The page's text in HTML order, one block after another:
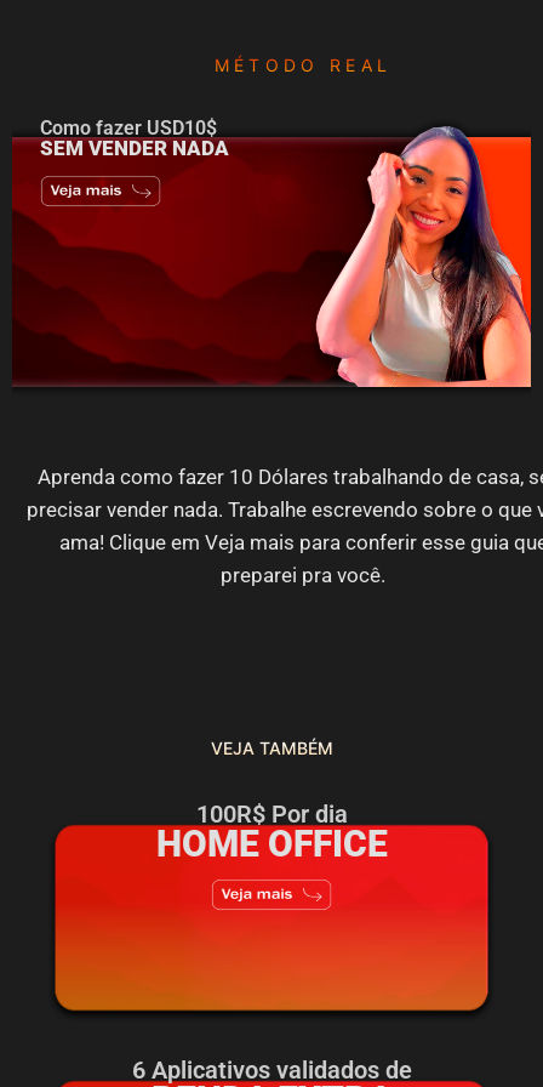
MÉTODO REAL
Como fazer USD10$
SEM VENDER NADA
Aprenda como fazer 10 Dólares trabalhando de casa,
precisar vender nada. Trabalhe escrevendo sobre o que
ama! Clique em Veja mais para conferir esse guia
preparei pra você.
VEJA TAMBÉM
100R$ Por dia
HOME OFFICE
6 Aplicativos validados de